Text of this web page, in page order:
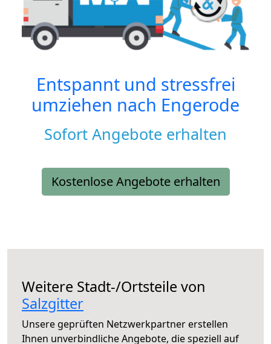
Entspannt und stressfrei
umziehen nach Engerode
Sofort Angebote erhalten
Kostenlose Angebote erhalten
Weitere Stadt-/Ortsteile von
Salzgitter
Unsere geprüften Netzwerkpartner erstellen
Ihnen unverbindliche Angebote, die speziell auf